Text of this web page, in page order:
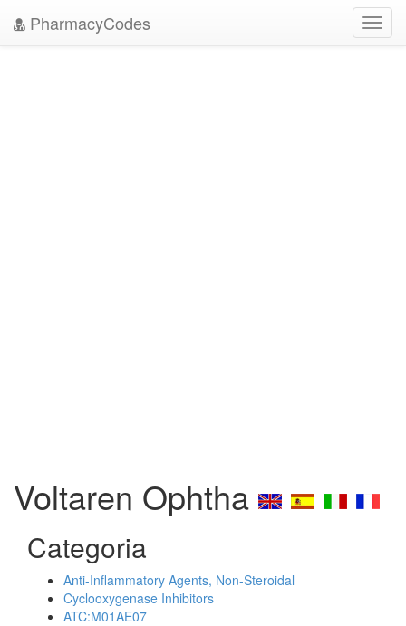
PharmacyCodes
Voltaren Ophtha
Categoria
Anti-Inflammatory Agents, Non-Steroidal
Cyclooxygenase Inhibitors
ATC:M01AE07